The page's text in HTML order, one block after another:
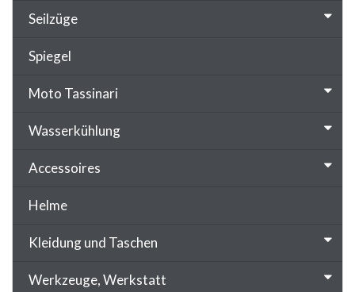
Seilzüge
Spiegel
Moto Tassinari
Wasserkühlung
Accessoires
Helme
Kleidung und Taschen
Werkzeuge, Werkstatt